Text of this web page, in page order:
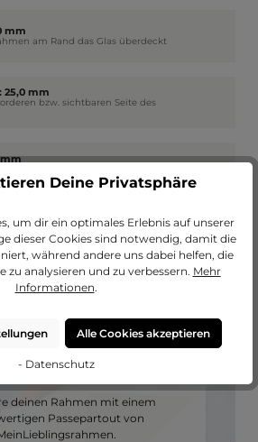
mm
am Rand das Glas überdeckt
25,0 mm
bzw. sichtbaren Seite des
Passepartout?
deinen Rahmen mit einem
Passepartout von
Deine Privatsphäre
um dir ein optimales Erlebnis auf unserer
dieser Cookies sind notwendig, damit die
während andere uns dabei helfen, die
zu analysieren und zu verbessern. Mehr
Informationen.
Alle Cookies akzeptieren
- Datenschutz